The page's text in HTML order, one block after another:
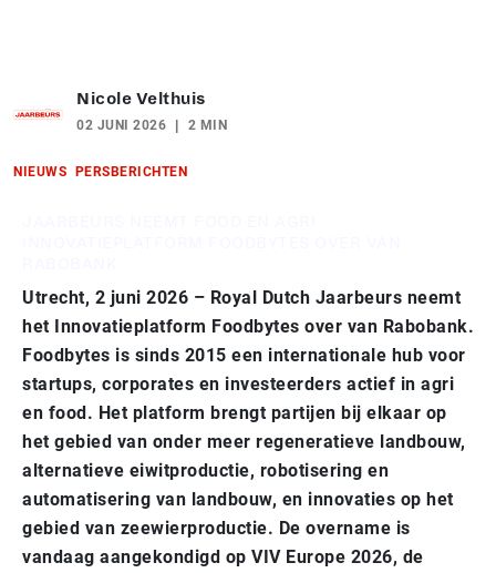
Nicole Velthuis
02 JUNI 2026 2 MIN
NIEUWS PERSBERICHTEN
Utrecht, 2 juni 2026 – Royal Dutch Jaarbeurs neemt
het Innovatieplatform Foodbytes over van Rabobank.
Foodbytes is sinds 2015 een internationale hub voor
startups, corporates en investeerders actief in agri
en food. Het platform brengt partijen bij elkaar op
het gebied van onder meer regeneratieve landbouw,
alternatieve eiwitproductie, robotisering en
automatisering van landbouw, en innovaties op het
gebied van zeewierproductie. De overname is
vandaag aangekondigd op VIV Europe 2026, de